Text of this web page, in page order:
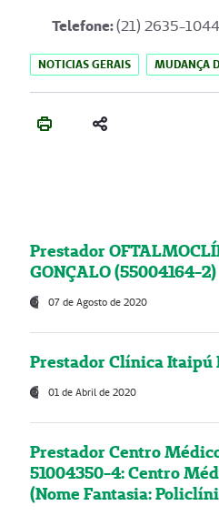
Telefone:(21) 2635-1044
NOTICIAS GERAIS MUDANÇA
Prestador
GONÇALO (55004164-2)
07 de Agosto de 2020
Prestador Clínica Itaipú
01 de Abril de 2020
Prestador Centro
51004350-4: Centro
(Nome Fantasia: